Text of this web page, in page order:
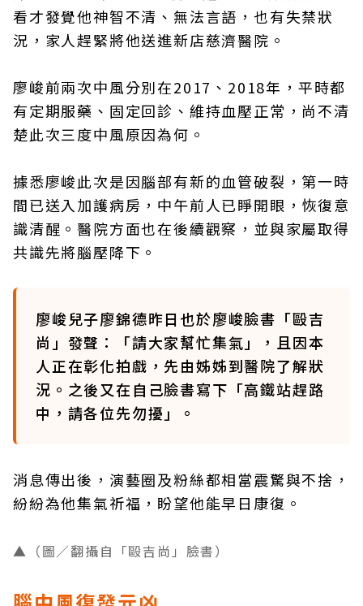
看才發覺他神智不清、無法言語，也有失禁狀
況，家人趕緊將他送進新店慈濟醫院。
廖峻前兩次中風分別在2017、2018年，平時都
有定期服藥、固定回診、維持血壓正常，尚不清
楚此次三度中風原因為何。
據悉廖峻此次是因腦部有新的血管破裂，第一時
間已送入加護病房，中午前人已睜開眼，恢復意
識清醒。醫院方面也在後續觀察，並與家屬取得
共識先將腦壓降下。
廖峻兒子廖錦德昨日也於廖峻臉書「毆吉
尚」發聲：「請大家幫忙集氣」，且因本
人正在彰化拍戲，先由姊姊到醫院了解狀
況。之後又在自己臉書寫下「高鐵站趕路
中，請各位先勿擾」。
消息傳出後，演藝圈及粉絲都相當震驚與不捨，
紛紛為他集氣祈福，盼望他能早日康復。
▲（圖／翻攝自「毆吉尚」臉書）